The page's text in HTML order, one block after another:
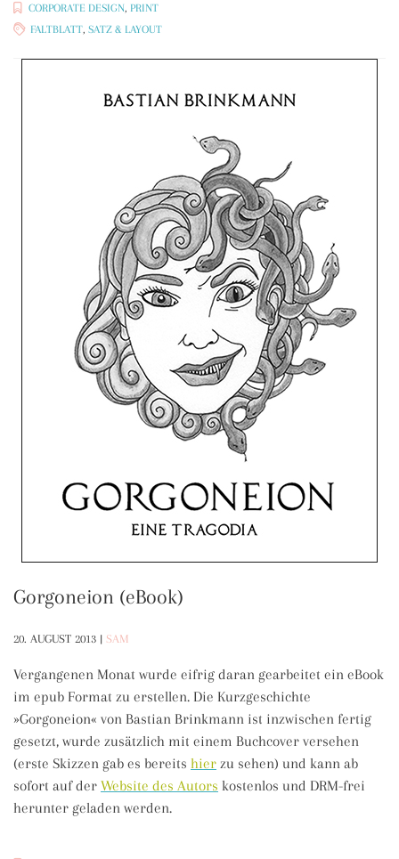
CORPORATE DESIGN, PRINT
FALTBLATT, SATZ & LAYOUT
Gorgoneion (eBook)
20. AUGUST 2013 | SAM
Vergangenen Monat wurde eifrig daran gearbeitet ein eBook
im epub Format zu erstellen. Die Kurzgeschichte
»Gorgoneion« von Bastian Brinkmann ist inzwischen fertig
gesetzt, wurde zusätzlich mit einem Buchcover versehen
(erste Skizzen gab es bereits hier zu sehen) und kann ab
sofort auf der Website des Autors kostenlos und DRM-frei
herunter geladen werden.